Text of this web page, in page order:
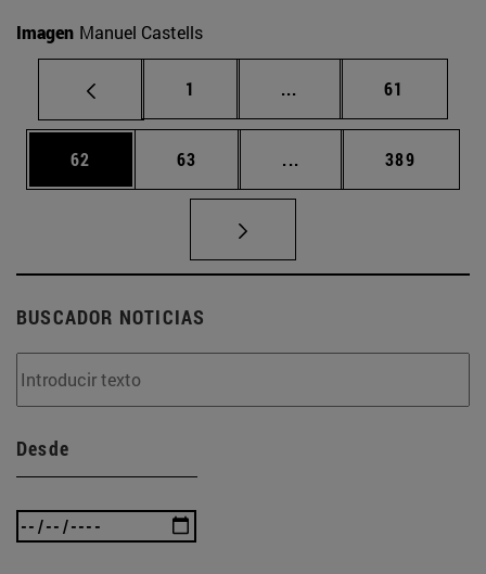
Imagen Manuel Castells
Página
1 ... Páginas intermedias
Página
61
Página
62 Página
63 ... Páginas intermedias
Página
389
BUSCADOR NOTICIAS
Desde